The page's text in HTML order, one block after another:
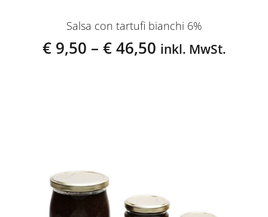
Salsa con tartufi bianchi 6%
€9,50 – €46,50 inkl. MwSt.